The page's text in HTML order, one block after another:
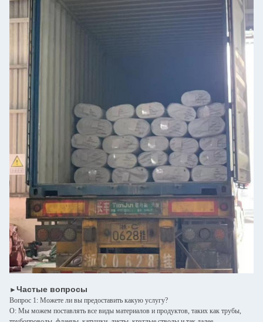
►Частые вопросы
Вопрос 1: Можете ли вы предоставить какую услугу?
О: Мы можем поставлять все виды материалов и продуктов, таких как трубы,